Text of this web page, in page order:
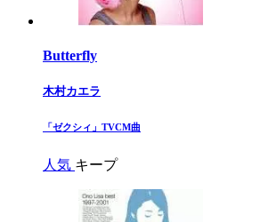
Butterfly
木村カエラ
​「ゼクシィ」TVCM曲​
人気 キープ